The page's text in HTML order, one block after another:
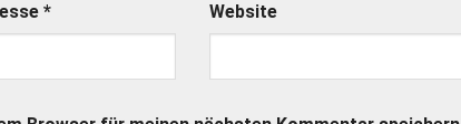
* Website